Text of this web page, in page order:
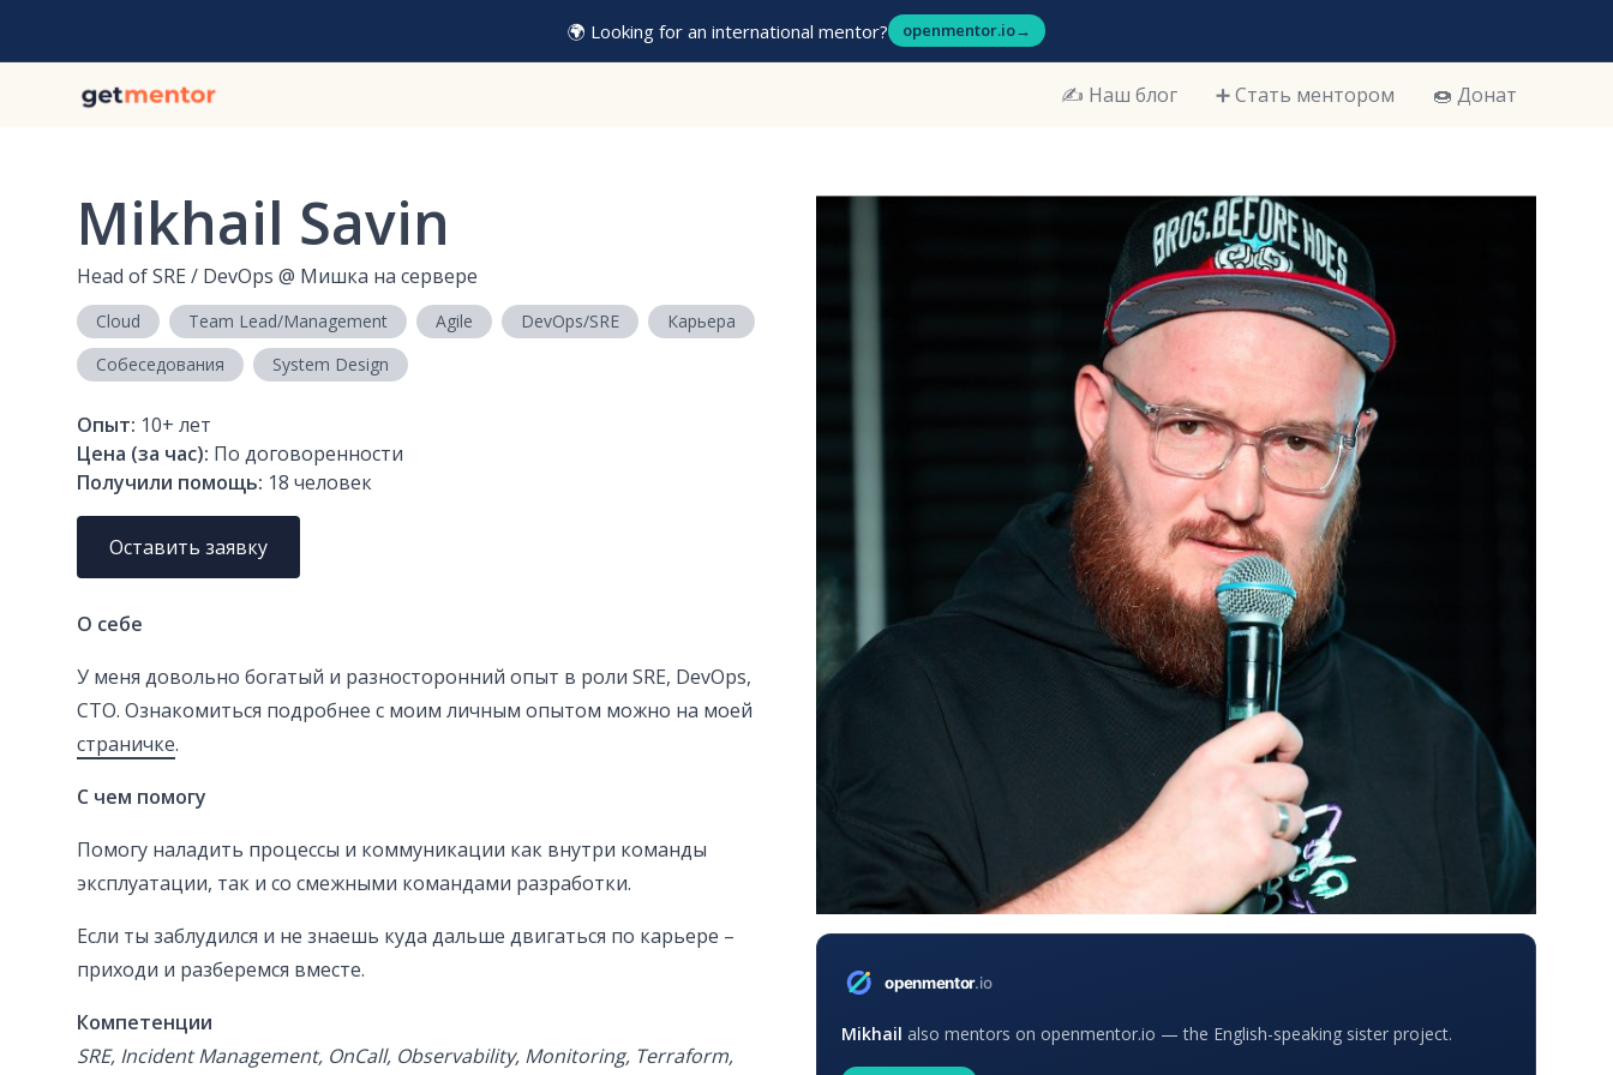
🌍 Looking for an international mentor? openmentor.io→
✍️ Наш блог ➕ Стать ментором 🍩 Донат
Mikhail Savin
Head of SRE / DevOps @ Мишка на сервере
Cloud Team Lead/Management Agile DevOps/SRE
Карьера
Собеседования
System Design
Опыт: 10+ лет
Цена (за час): По договоренности
Получили помощь: 18 человек
Оставить заявку
О себе
У меня довольно богатый и разносторонний опыт в роли SRE, DevOps,
CTO. Ознакомиться подробнее с моим личным опытом можно на моей
страничке.
С чем помогу
Помогу наладить процессы и коммуникации как внутри команды
эксплуатации, так и со смежными командами разработки.
Если ты заблудился и не знаешь куда дальше двигаться по карьере –
приходи и разберемся вместе.
Компетенции
SRE, Incident Management, OnCall, Observability, Monitoring, Terraform,
Mikhail also mentors on openmentor.io — the English-speaking sister project.